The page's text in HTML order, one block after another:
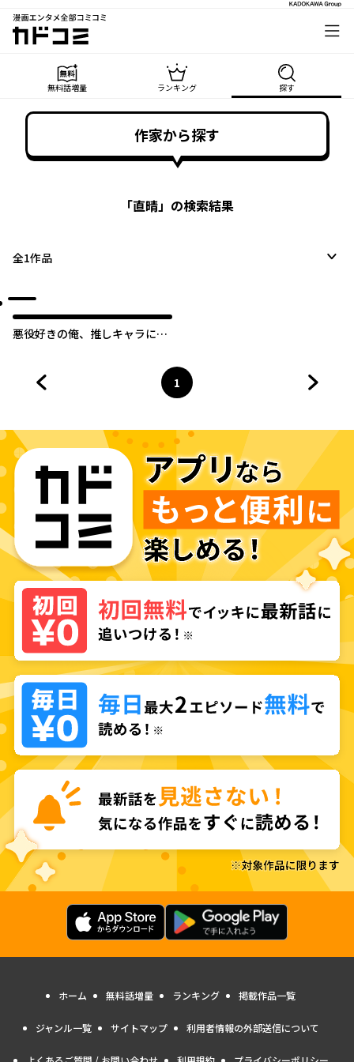
漫画エンタメ全部コミコミ
カドコミ
無料話増量 ランキング 探す
作家から探す
「直晴」の検索結果
全1作品
悪役好きの俺、推しキャラに転
だけ知ってるゲーム知識で破滅
フラグを潰してたら悪役達の帝 ページ
1
へ
ホーム 無料話増量 ランキング 掲載作品一覧
ジャンル一覧 サイトマップ 利用者情報の外部送信について